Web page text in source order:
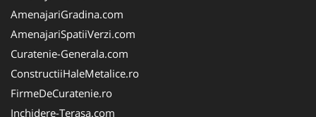
AmenajariGradina.com
AmenajariSpatiiVerzi.com
Curatenie-Generala.com
ConstructiiHaleMetalice.ro
FirmeDeCuratenie.ro
Inchidere-Terasa.com